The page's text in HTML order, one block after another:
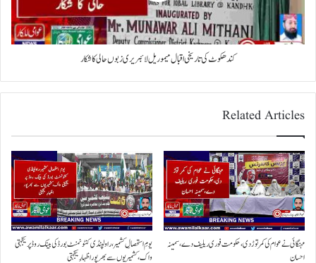
کندھکوٹ کی تاریخی اقبال میموریل لائبریری زبوں حالی کا شکار
Related Articles
مہنگائی نے عوام کی کمر توڑ دی،حکومت فوری ریلیف دے،سمینہ
احسان
یومِ استحصالِ کشمیر،راولپنڈی کنٹونمنٹ بورڈ کی بینک روڈ پر یکجہتی
واک،کشمیریوں سے بھرپور اظہارِ یکجہتی